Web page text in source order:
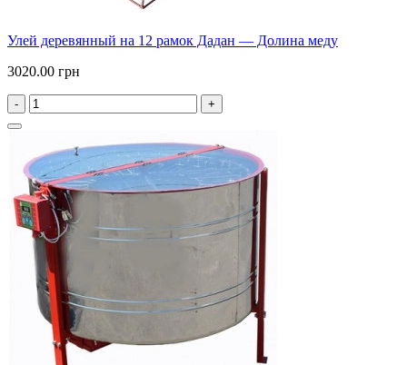
Улей деревянный на 12 рамок Дадан — Долина меду
3020.00 грн
- +